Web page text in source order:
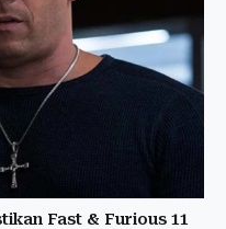
Fast & Furious 11